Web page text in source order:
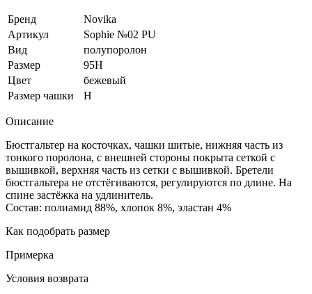
Бренд
Novika
Артикул
Sophie №02 PU
Вид
полупоролон
Размер
95H
Цвет
бежевый
Размер чашки
H
Описание
Бюстгальтер на косточках, чашки шитые, нижняя часть из
тонкого поролона, с внешней стороны покрыта сеткой с
вышивкой, верхняя часть из сетки с вышивкой. Бретели
бюстгальтера не отстёгиваются, регулируются по длине. На
спине застёжка на удлинитель.
Состав: полиамид 88%, хлопок 8%, эластан 4%
Как подобрать размер
Примерка
Условия возврата